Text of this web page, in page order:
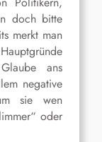
doch bitte
merkt man
ans
negative
sie wen
oder